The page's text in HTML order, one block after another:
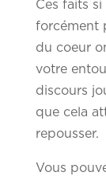
Ces faits
forcément
du coeur
votre
discours
que cela
repousser.
Vous